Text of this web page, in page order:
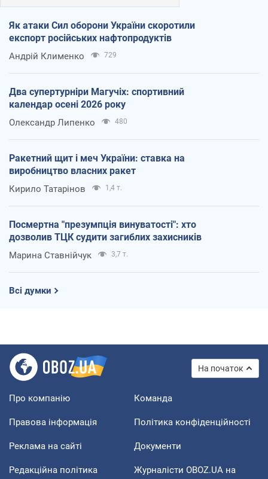
Як атаки Сил оборони України скоротили
експорт російських нафтопродуктів
Андрій Клименко 729
Два супертурніри Магучіх: спортивний
календар осені 2026 року
Олександр Липенко 480
Ракетний щит і меч України: ставка на
виробництво власних ракет
Кирило Татарінов 1,4 т.
Посмертна "презумпція винуватості": хто
дозволив ТЦК судити загиблих захисників
Марина Ставнійчук 3,7 т.
Всі думки
На початок
Про компанію Команда
Правова інформація Політика конфіденційності
Реклама на сайті Документи
Редакційна політика
Журналісти OBOZ.UA на